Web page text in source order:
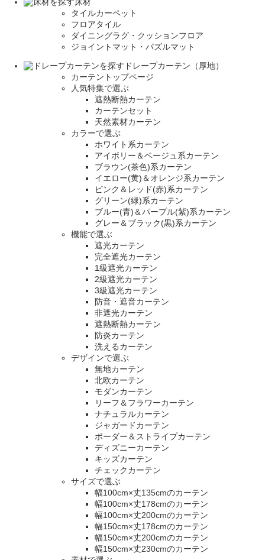
タイルカーペット
フロアタイル
ダイニングラグ・クッションフロア
ジョイントマット・パズルマット
ドレープカーテン（厚地）
カーテントップページ
人気特集で選ぶ
遮熱断熱カーテン
カーテンセット
天然素材カーテン
カラーで選ぶ
ホワイト系カーテン
アイボリー＆ベージュ系カーテン
ブラウン(茶色)系カーテン
イエロー(黄)＆オレンジ系カーテン
ピンク＆レッド(赤)系カーテン
グリーン(緑)系カーテン
ブルー(青)＆パープル(紫)系カーテン
グレー＆ブラック(黒)系カーテン
機能で選ぶ
遮光カーテン
完全遮光カーテン
1級遮光カーテン
2級遮光カーテン
3級遮光カーテン
防音・遮音カーテン
非遮光カーテン
遮熱断熱カーテン
防炎カーテン
洗えるカーテン
デザインで選ぶ
無地カーテン
北欧カーテン
モダンカーテン
リーフ＆フラワーカーテン
ナチュラルカーテン
ジャガードカーテン
ボーダー＆ストライプカーテン
ディズニーカーテン
キッズカーテン
チェックカーテン
サイズで選ぶ
幅100cm×丈135cmのカーテン
幅100cm×丈178cmのカーテン
幅100cm×丈200cmのカーテン
幅150cm×丈178cmのカーテン
幅150cm×丈200cmのカーテン
幅150cm×丈230cmのカーテン